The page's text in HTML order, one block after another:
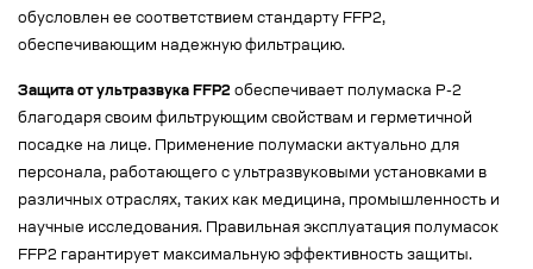
обусловлен ее соответствием стандарту FFP2,
обеспечивающим надежную фильтрацию.
Защита от ультразвука FFP2 обеспечивает полумаска Р-2
благодаря своим фильтрующим свойствам и герметичной
посадке на лице. Применение полумаски актуально для
персонала, работающего с ультразвуковыми установками в
различных отраслях, таких как медицина, промышленность и
научные исследования. Правильная эксплуатация полумасок
FFP2 гарантирует максимальную эффективность защиты.